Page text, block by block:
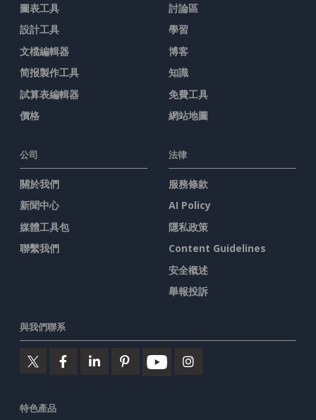
圖表工具
設計工具
文檔編輯器
简报製作工具
試算表編輯器
價格
討論區
學習
博客
知識
免費工具
網站地圖
公司
關於我們
新聞中心
媒體工具包
聯繫我們
法律
服務條款
AI Policy
隱私政策
Content Guidelines
安全概述
舉報投訴
與我們聯系
特色產品